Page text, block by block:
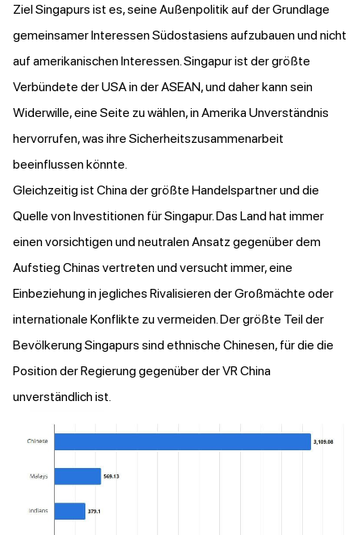
Ziel Singapurs ist es, seine Außenpolitik auf der Grundlage
gemeinsamer Interessen Südostasiens aufzubauen und nicht
auf amerikanischen Interessen. Singapur ist der größte
Verbündete der USA in der ASEAN, und daher kann sein
Widerwille, eine Seite zu wählen, in Amerika Unverständnis
hervorrufen, was ihre Sicherheitszusammenarbeit
beeinflussen könnte.
Gleichzeitig ist China der größte Handelspartner und die
Quelle von Investitionen für Singapur. Das Land hat immer
einen vorsichtigen und neutralen Ansatz gegenüber dem
Aufstieg Chinas vertreten und versucht immer, eine
Einbeziehung in jegliches Rivalisieren der Großmächte oder
internationale Konflikte zu vermeiden. Der größte Teil der
Bevölkerung Singapurs sind ethnische Chinesen, für die die
Position der Regierung gegenüber der VR China
unverständlich ist.